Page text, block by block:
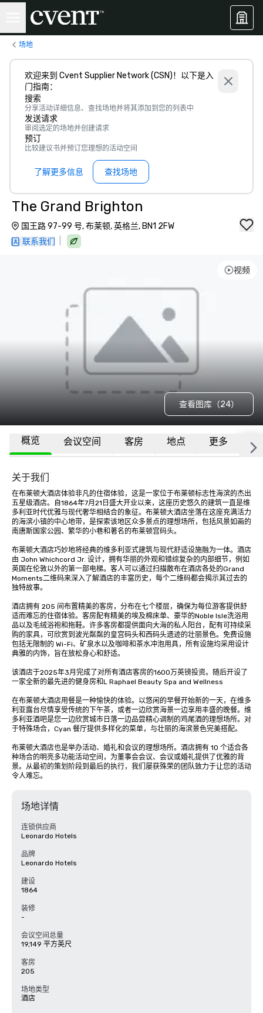
场地
欢迎来到 Cvent Supplier Network (CSN)！以下是入
门指南：
搜索
分享活动详细信息、查找场地并将其添加到您的列表中
发送请求
审阅选定的场地并创建请求
预订
比较建议书并预订您理想的活动空间
了解更多信息 查找场地
The Grand Brighton
国王路 97-99 号, 布莱顿, 英格兰, BN1 2FW
联系我们
视频
查看图库（24）
概览 会议空间 客房 地点 更多 常
关于我们
在布莱顿大酒店体验非凡的住宿体验，这是一家位于布莱顿标志性海滨的杰出
五星级酒店。自1864年7月21日盛大开业以来，这座历史悠久的建筑一直是维
多利亚时代优雅与现代奢华相结合的象征。布莱顿大酒店坐落在这座充满活力
的海滨小镇的中心地带，是探索该地区众多景点的理想场所，包括风景如画的
南唐斯国家公园、繁华的小巷和著名的布莱顿宫码头。
布莱顿大酒店巧妙地将经典的维多利亚式建筑与现代舒适设施融为一体。酒店
由 John Whichcord Jr. 设计，拥有华丽的外观和错综复杂的内部细节，例如
英国在伦敦以外的第一部电梯。客人可以通过扫描散布在酒店各处的Grand
Moments二维码来深入了解酒店的丰富历史，每个二维码都会揭示其过去的
独特故事。
酒店拥有 205 间布置精美的客房，分布在七个楼层，确保为每位游客提供舒
适而难忘的住宿体验。客房配有精美的埃及棉床单、豪华的Noble Isle洗浴用
品以及毛绒浴袍和拖鞋。许多客房都提供面向大海的私人阳台，配有可持续采
购的家具，可欣赏到波光粼粼的皇宫码头和西码头遗迹的壮丽景色。免费设施
包括无限制的 Wi-Fi、矿泉水以及咖啡和茶水冲泡用具，所有设施均采用设计
典雅的内饰，旨在放松身心和舒适。
该酒店于2025年3月完成了对所有酒店客房的1600万英镑投资。随后开设了
一家全新的最先进的健身房和L Raphael Beauty Spa and Wellness
在布莱顿大酒店用餐是一种愉快的体验。以悠闲的早餐开始新的一天，在维多
利亚露台尽情享受传统的下午茶，或者一边欣赏海景一边享用丰盛的晚餐。维
多利亚酒吧是您一边欣赏城市日落一边品尝精心调制的鸡尾酒的理想场所。对
于特殊场合，Cyan 餐厅提供多样化的菜单，与壮丽的海滨景色完美搭配。
布莱顿大酒店也是举办活动、婚礼和会议的理想场所。酒店拥有 10 个适合各
种场合的明亮多功能活动空间，为董事会会议、会议或婚礼提供了优雅的背
景。从最初的策划阶段到最后的执行，我们屡获殊荣的团队致力于让您的活动
令人难忘。
场地详情
连锁供应商
Leonardo Hotels
品牌
Leonardo Hotels
建设
1864
装修
-
会议空间总量
19,149 平方英尺
客房
205
场地类型
酒店